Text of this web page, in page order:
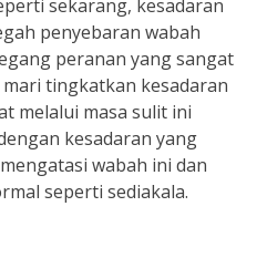
sekarang, kesadaran
penyebaran wabah
peranan yang sangat
tingkatkan kesadaran
melalui masa sulit ini
kesadaran yang
wabah ini dan
seperti sediakala.